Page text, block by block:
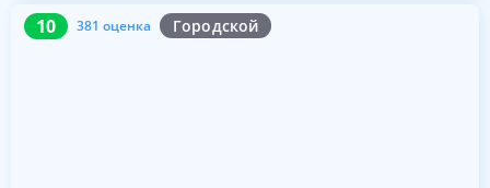
10 381 оценка Городской
10 381 оценка